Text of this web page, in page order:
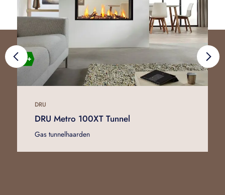
DRU
DRU Metro 100XT Tunnel
Gas tunnelhaarden